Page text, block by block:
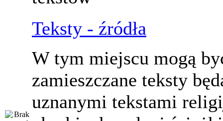
Teksty - źródła
W tym miejscu mogą
zamieszczane teksty
uznanymi tekstami